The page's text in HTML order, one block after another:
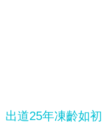
出道25年凍齡如初